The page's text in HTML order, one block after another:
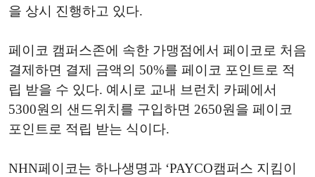
을 상시 진행하고 있다.
페이코 캠퍼스존에 속한 가맹점에서 페이코로 처음
결제하면 결제 금액의 50%를 페이코 포인트로 적
립 받을 수 있다. 예시로 교내 브런치 카페에서
5300원의 샌드위치를 구입하면 2650원을 페이코
포인트로 적립 받는 식이다.
NHN페이코는 하나생명과 ‘PAYCO캠퍼스 지킴이